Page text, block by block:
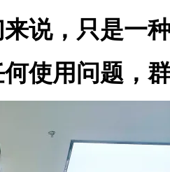
说，只是一
使用问题，